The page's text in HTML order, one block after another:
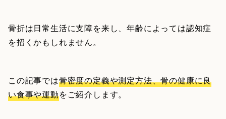
骨折は日常生活に支障を来し、年齢によっては認知症
を招くかもしれません。
この記事では骨密度の定義や測定方法、骨の健康に良
い食事や運動をご紹介します。